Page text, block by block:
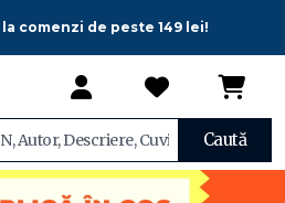
comenzi de peste 149 lei!
Caută